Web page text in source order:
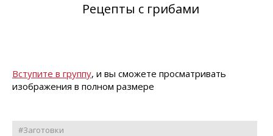
Рецепты с грибами
Вступите в группу, и вы сможете просматривать
изображения в полном размере
#Заготовки